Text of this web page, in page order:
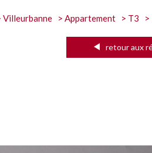
Villeurbanne Appartement T3
retour aux